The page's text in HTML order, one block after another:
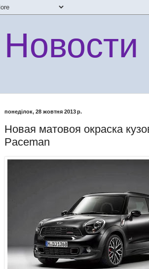
Новости
понеділок, 28 жовтня 2013 р.
Новая матовоя окраска
Paceman